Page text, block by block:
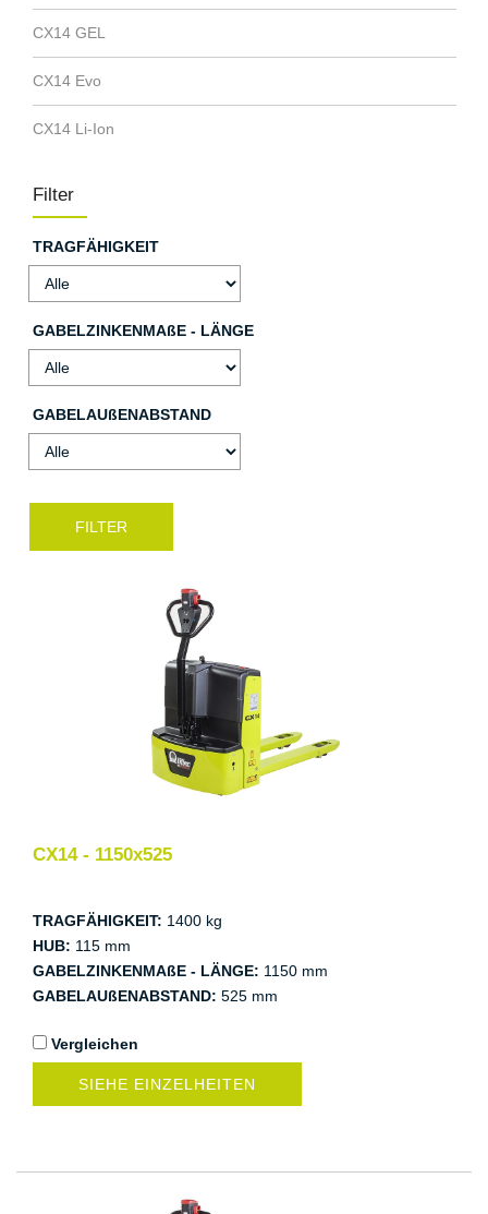
CX14 GEL
CX14 Evo
CX14 Li-Ion
Filter
TRAGFÄHIGKEIT
GABELZINKENMAßE - LÄNGE
GABELAUßENABSTAND
CX14 - 1150x525
TRAGFÄHIGKEIT: 1400 kg
HUB: 115 mm
GABELZINKENMAßE - LÄNGE: 1150 mm
GABELAUßENABSTAND: 525 mm
Vergleichen
SIEHE EINZELHEITEN